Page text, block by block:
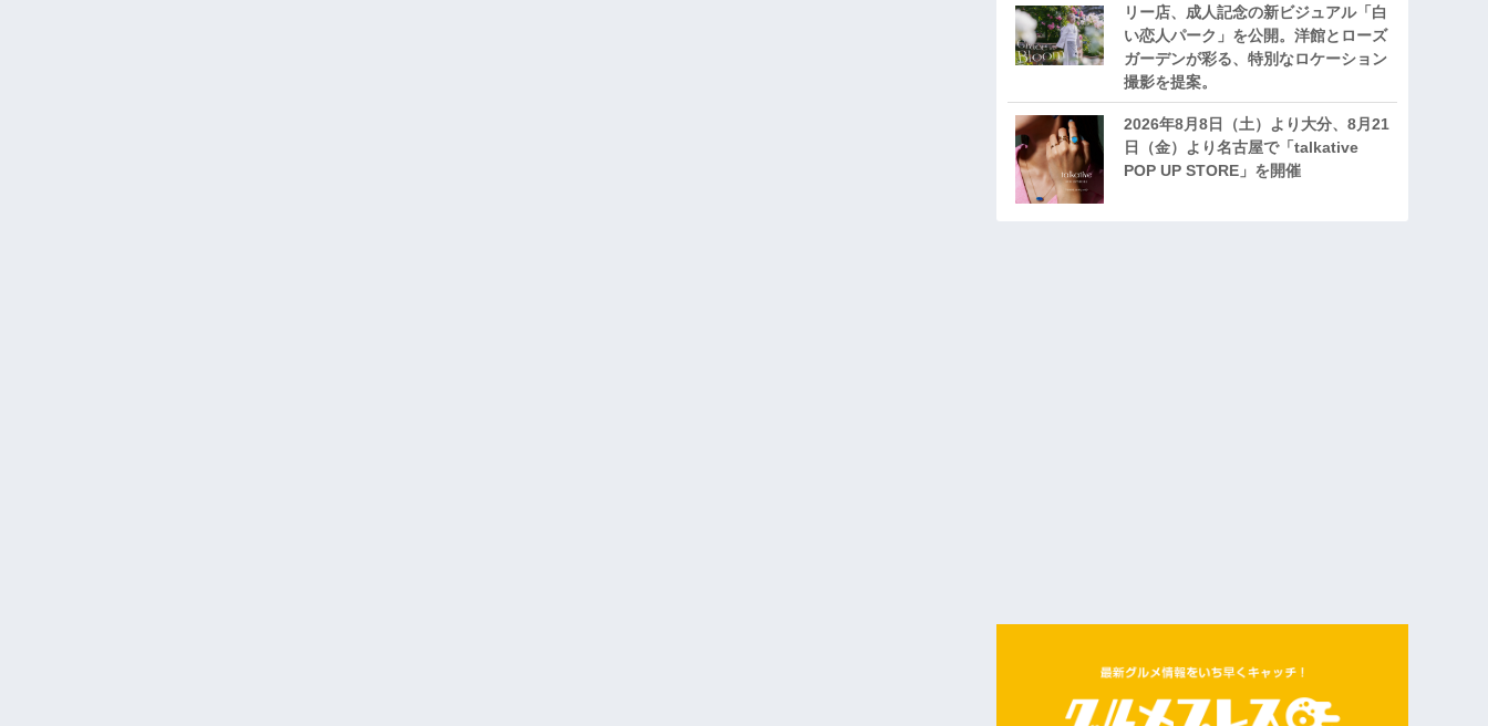
リー店、成人記念の新ビジュアル「白
い恋人パーク」を公開。洋館とローズ
ガーデンが彩る、特別なロケーション
撮影を提案。
2026年8月8日（土）より大分、8月21
日（金）より名古屋で「talkative
POP UP STORE」を開催